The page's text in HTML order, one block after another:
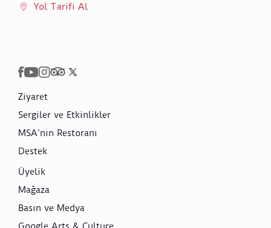
Yol Tarifi Al
Ziyaret
Sergiler ve Etkinlikler
MSA’nın Restoranı
Destek
Üyelik
Mağaza
Basın ve Medya